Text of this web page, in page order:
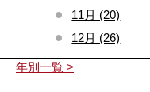
11月 (20)
12月 (26)
年別一覧 >